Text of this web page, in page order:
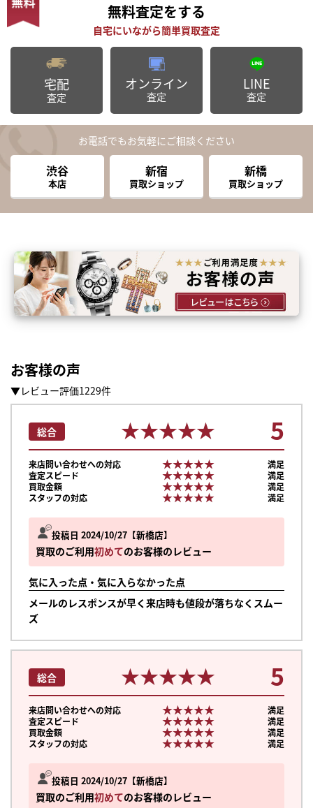
無料査定をする
宅配
査定
オンライン
査定
LINE
査定
お電話でもお気軽にご相談ください
渋谷
本店
新宿
買取ショップ
新橋
買取ショップ
お客様の声
▼レビュー評価1229件
投稿日 2024/10/27 新橋店
買取のご利用初めてのお客様のレビュー
気に入った点・気に入らなかった点
メールのレスポンスが早く来店時も値段が落ちなくスムー
ズ
総合 ★★★★★
★★★★★ 5
来店問い合わせへの対応 ★★★★★
★★★★★
満足
査定スピード
★★★★★
★★★★★
満足
買取金額
★★★★★
★★★★★
満足
スタッフの対応
★★★★★
★★★★★ 満足
投稿日 2024/10/27 新橋店
買取のご利用初めてのお客様のレビュー
総合 ★★★★★
★★★★★ 5
来店問い合わせへの対応 ★★★★★
★★★★★
満足
査定スピード
★★★★★
★★★★★
満足
買取金額
★★★★★
★★★★★
満足
スタッフの対応
★★★★★
★★★★★ 満足
かんたん30秒でお試し査定